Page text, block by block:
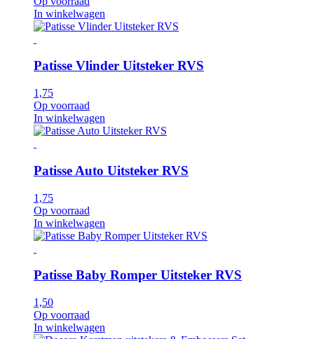
In winkelwagen
Patisse Vlinder Uitsteker RVS
1,75
Op voorraad
In winkelwagen
Patisse Auto Uitsteker RVS
1,75
Op voorraad
In winkelwagen
Patisse Baby Romper Uitsteker RVS
1,50
Op voorraad
In winkelwagen